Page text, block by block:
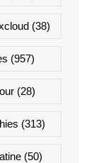
(38)
(957)
(28)
(313)
(50)